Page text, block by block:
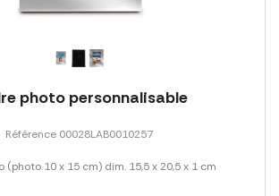
photo personnalisable
Référence 00028LAB0010257
(photo 10 x 15 cm) dim. 15,5 x 20,5 x 1 cm